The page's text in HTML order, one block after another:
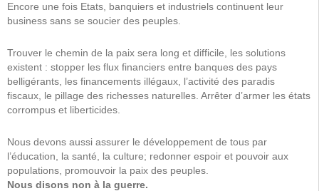
Encore une fois Etats, banquiers et industriels continuent leur
business sans se soucier des peuples.
Trouver le chemin de la paix sera long et difficile, les solutions
existent : stopper les flux financiers entre banques des pays
belligérants, les financements illégaux, l’activité des paradis
fiscaux, le pillage des richesses naturelles. Arrêter d’armer les états
corrompus et liberticides.
Nous devons aussi assurer le développement de tous par
l’éducation, la santé, la culture; redonner espoir et pouvoir aux
populations, promouvoir la paix des peuples.
Nous disons non à la guerre.